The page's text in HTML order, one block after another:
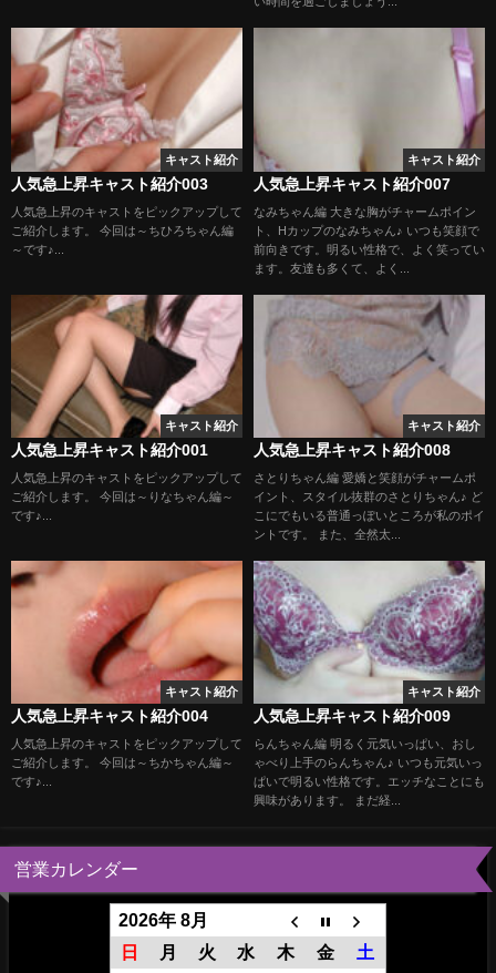
キャスト紹介
人気急上昇キャスト紹介003
人気急上昇のキャストをピックアップして
ご紹介します。 今回は～ちひろちゃん編
～です♪...
キャスト紹介
人気急上昇キャスト紹介007
なみちゃん編 大きな胸がチャームポイン
ト、Hカップのなみちゃん♪ いつも笑顔で
前向きです。明るい性格で、よく笑ってい
ます。友達も多くて、よく...
キャスト紹介
人気急上昇キャスト紹介001
人気急上昇のキャストをピックアップして
ご紹介します。 今回は～りなちゃん編～
です♪...
キャスト紹介
人気急上昇キャスト紹介008
さとりちゃん編 愛嬌と笑顔がチャームポ
イント、スタイル抜群のさとりちゃん♪ ど
こにでもいる普通っぽいところが私のポイ
ントです。 また、全然太...
キャスト紹介
人気急上昇キャスト紹介004
人気急上昇のキャストをピックアップして
ご紹介します。 今回は～ちかちゃん編～
です♪...
キャスト紹介
人気急上昇キャスト紹介009
らんちゃん編 明るく元気いっぱい、おし
ゃべり上手のらんちゃん♪ いつも元気いっ
ぱいで明るい性格です。エッチなことにも
興味があります。 まだ経...
営業カレンダー
2026年 8月
日
月 火 水 木 金
土